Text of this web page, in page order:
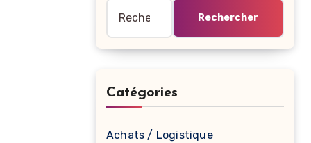
Catégories
Achats / Logistique